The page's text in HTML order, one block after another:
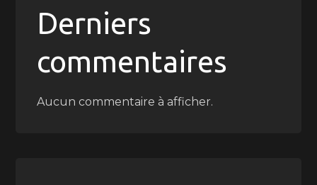
Derniers
commentaires
Aucun commentaire à afficher.